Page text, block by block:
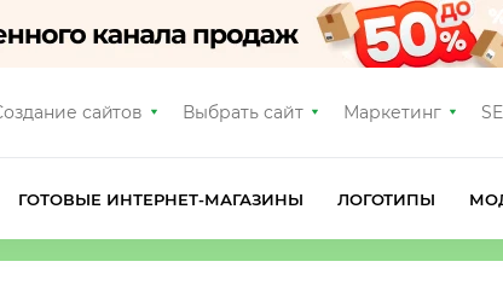
сайтов Выбрать сайт Маркетинг
ГОТОВЫЕ ИНТЕРНЕТ-МАГАЗИНЫ ЛОГОТИПЫ